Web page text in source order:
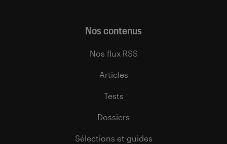
Nos contenus
Nos flux RSS
Articles
Tests
Dossiers
Sélections et guides